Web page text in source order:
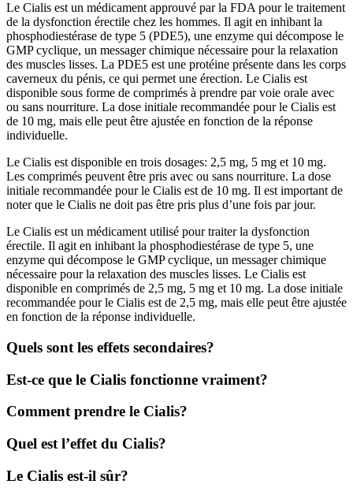
Le Cialis est un médicament approuvé par la FDA pour le traitement
de la dysfonction érectile chez les hommes. Il agit en inhibant la
phosphodiestérase de type 5 (PDE5), une enzyme qui décompose le
GMP cyclique, un messager chimique nécessaire pour la relaxation
des muscles lisses. La PDE5 est une protéine présente dans les corps
caverneux du pénis, ce qui permet une érection. Le Cialis est
disponible sous forme de comprimés à prendre par voie orale avec
ou sans nourriture. La dose initiale recommandée pour le Cialis est
de 10 mg, mais elle peut être ajustée en fonction de la réponse
individuelle.
Le Cialis est disponible en trois dosages: 2,5 mg, 5 mg et 10 mg.
Les comprimés peuvent être pris avec ou sans nourriture. La dose
initiale recommandée pour le Cialis est de 10 mg. Il est important de
noter que le Cialis ne doit pas être pris plus d’une fois par jour.
Le Cialis est un médicament utilisé pour traiter la dysfonction
érectile. Il agit en inhibant la phosphodiestérase de type 5, une
enzyme qui décompose le GMP cyclique, un messager chimique
nécessaire pour la relaxation des muscles lisses. Le Cialis est
disponible en comprimés de 2,5 mg, 5 mg et 10 mg. La dose initiale
recommandée pour le Cialis est de 2,5 mg, mais elle peut être ajustée
en fonction de la réponse individuelle.
Quels sont les effets secondaires?
Est-ce que le Cialis fonctionne vraiment?
Comment prendre le Cialis?
Quel est l’effet du Cialis?
Le Cialis est-il sûr?